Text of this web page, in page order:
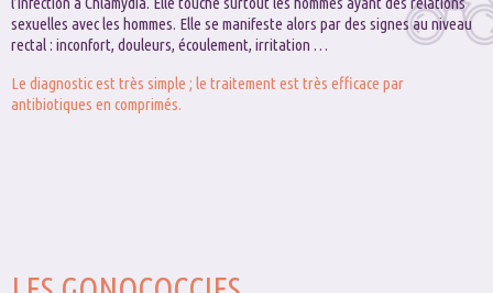
sexuelles avec les hommes. Elle se manifeste alors par des signes au niveau
rectal : inconfort, douleurs, écoulement, irritation …
Le diagnostic est très simple ; le traitement est très efficace par
antibiotiques en comprimés.